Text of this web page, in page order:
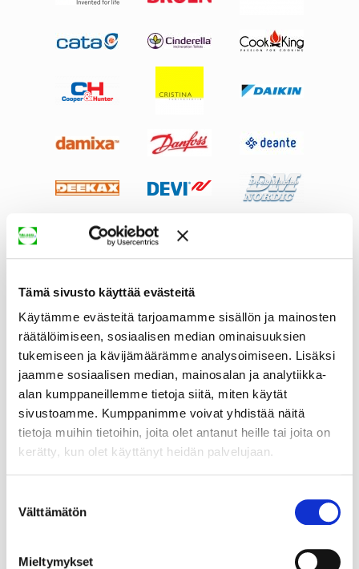
Tämä sivusto käyttää evästeitä
Käytämme evästeitä tarjoamamme sisällön ja mainosten
räätälöimiseen, sosiaalisen median ominaisuuksien
tukemiseen ja kävijämäärämme analysoimiseen. Lisäksi
jaamme sosiaalisen median, mainosalan ja analytiikka-
alan kumppaneillemme tietoja siitä, miten käytät
sivustoamme. Kumppanimme voivat yhdistää näitä
tietoja muihin tietoihin, joita olet antanut heille tai joita on
kerätty, kun olet käyttänyt heidän palvelujaan.
valinta
Välttämätön
Mieltymykset